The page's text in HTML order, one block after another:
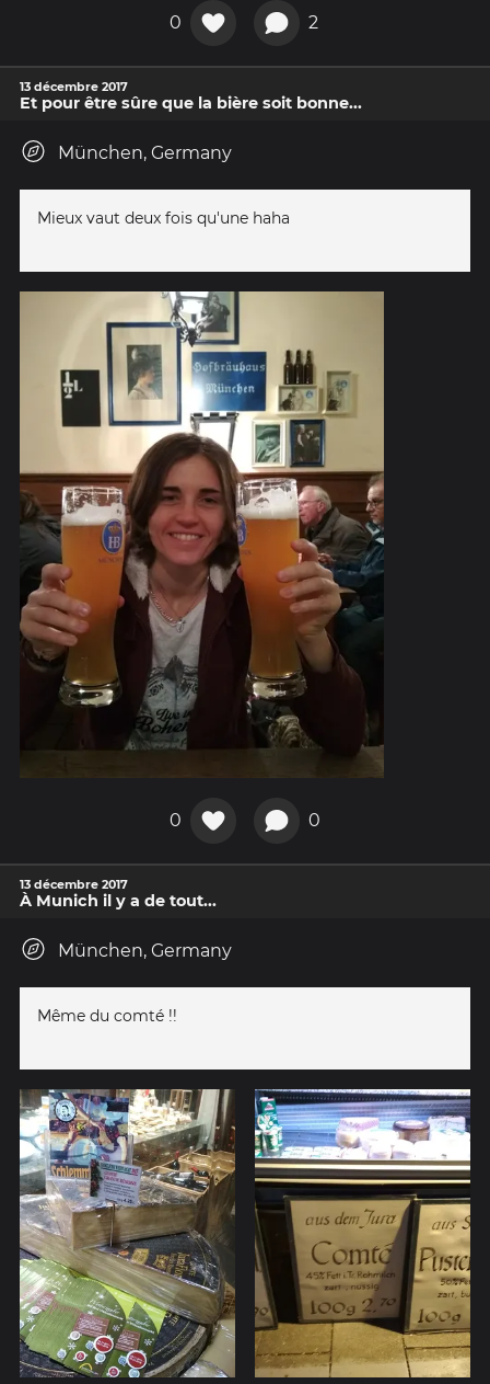
0 2
13 décembre 2017
Et pour être sûre que la bière soit bonne...
München, Germany
Mieux vaut deux fois qu'une haha
0 0
13 décembre 2017
À Munich il y a de tout...
München, Germany
Même du comté !!